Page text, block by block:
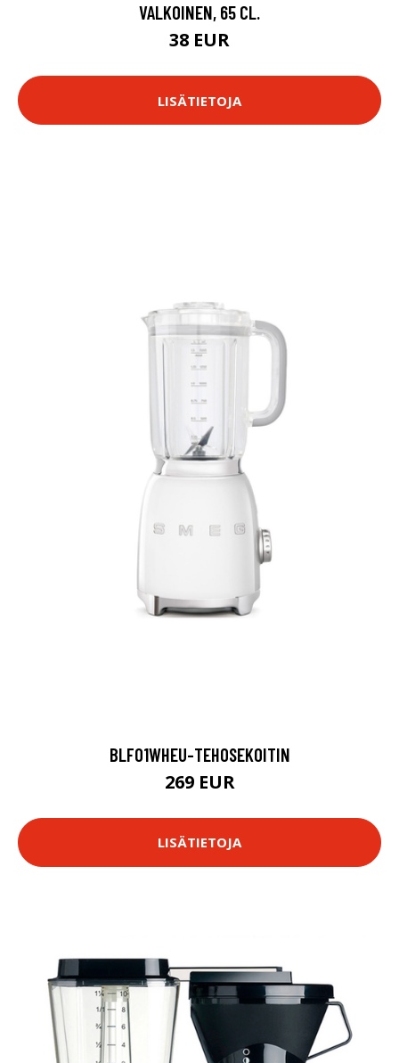
VALKOINEN, 65 CL.
38 EUR
LISÄTIETOJA
BLF01WHEU-TEHOSEKOITIN
269 EUR
LISÄTIETOJA